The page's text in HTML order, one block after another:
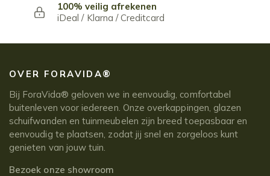
100% veilig afrekenen
iDeal / Klarna / Creditcard
OVER FORAVIDA®
Bij ForaVida® geloven we in eenvoudig, comfortabel
buitenleven voor iedereen. Onze overkappingen, glazen
schuifwanden en tuinmeubelen zijn breed toepasbaar en
eenvoudig te plaatsen, zodat jij snel en zorgeloos kunt
genieten van jouw tuin.
Bezoek onze showroom